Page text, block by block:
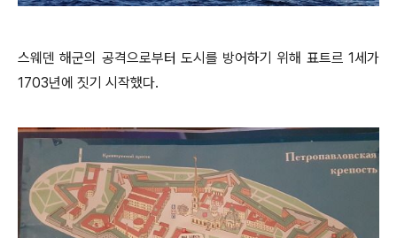
스웨덴 해군의 공격으로부터 도시를 방어하기 위해 표트르 1세가
1703년에 짓기 시작했다.